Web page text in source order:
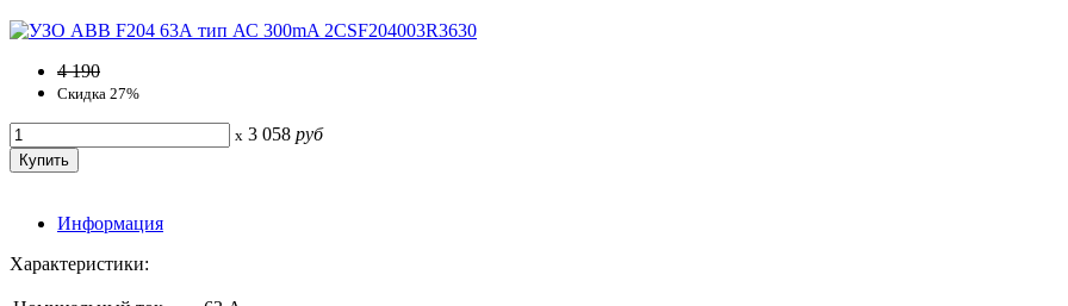
4 190
Скидка 27%
x 3 058 руб
Информация
Характеристики: